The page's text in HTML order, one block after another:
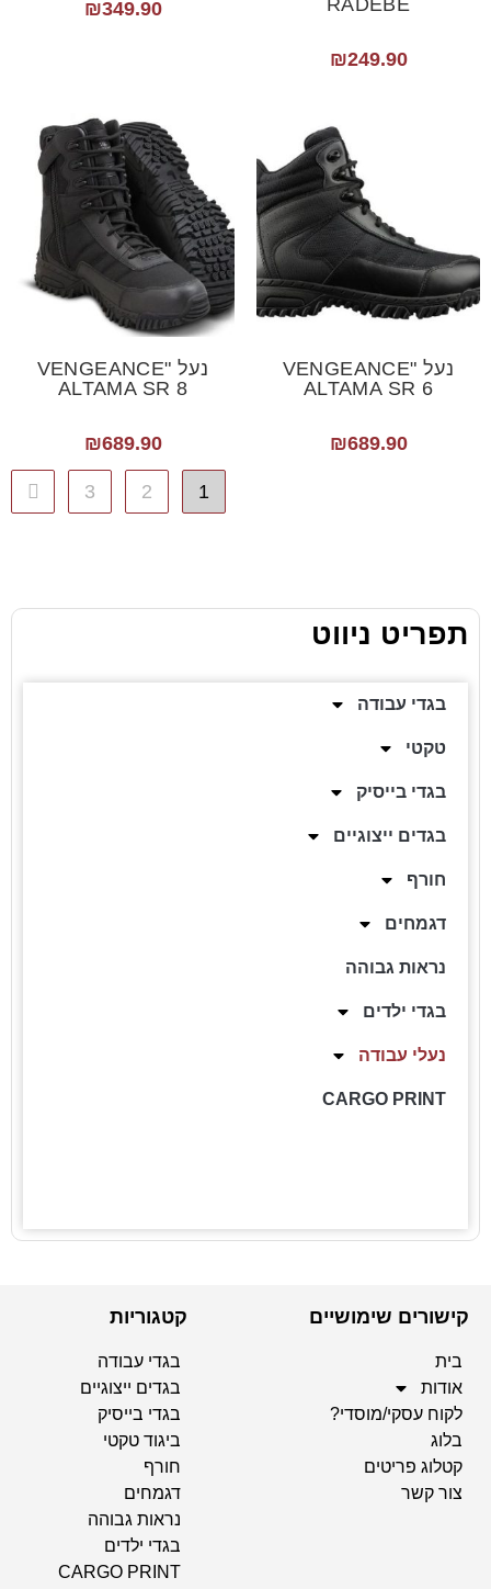
תפריט ניווט
בגדי עבודה
טקטי
בגדי בייסיק
בגדים ייצוגיים
חורף
דגמחים
נראות גבוהה
בגדי ילדים
נעלי עבודה
CARGO PRINT
RADEBE
₪249.90
₪349.90
נעל "VENGEANCE
ALTAMA SR 6
₪689.90
נעל "VENGEANCE
ALTAMA SR 8
₪689.90
1
2
3
קישורים שימושיים
בית
אודות
לקוח עסקי/מוסדי?
בלוג
קטלוג פריטים
צור קשר
קטגוריות
בגדי עבודה
בגדים ייצוגיים
בגדי בייסיק
ביגוד טקטי
חורף
דגמחים
נראות גבוהה
בגדי ילדים
CARGO PRINT